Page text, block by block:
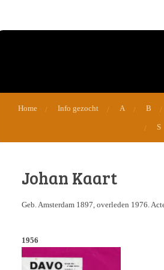
Home Info gezocht A B
S
Johan Kaart
Geb. Amsterdam 1897, overleden 1976.
1956